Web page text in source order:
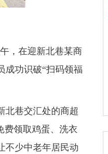
，在迎新北巷某商
成功识破“扫码领福
巷交汇处的商超
费领取鸡蛋、洗衣
不少中老年居民动